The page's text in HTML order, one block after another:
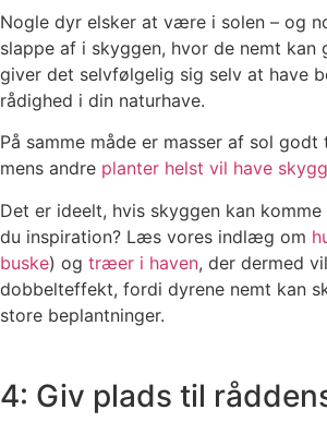
Nogle dyr elsker at være i solen – og
slappe af i skyggen, hvor de nemt kan
giver det selvfølgelig sig selv at have
rådighed i din naturhave.
På samme måde er masser af sol
mens andre planter helst vil have
Det er ideelt, hvis skyggen kan
du inspiration? Læs vores indlæg om
buske) og træer i haven, der dermed
dobbelteffekt, fordi dyrene nemt kan
store beplantninger.
4: Giv plads til